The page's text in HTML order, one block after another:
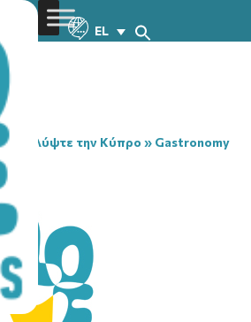
EL
Ανακαλύψτε την Κύπρο » Gastronomy